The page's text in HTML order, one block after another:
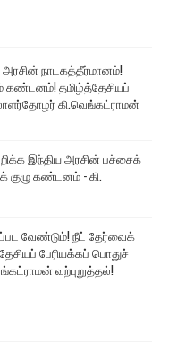
அரசின் நாடகத்தீர்மானம்!
கண்டனம்! தமிழ்த்தேசியப்
கி.வெங்கட்ராமன்
இந்திய அரசின் பச்சைக்
குழு கண்டனம் - கி.
வேண்டும்! நீட் தேர்வைக்
பேரியக்கப் பொதுச்
வற்புறுத்தல்!